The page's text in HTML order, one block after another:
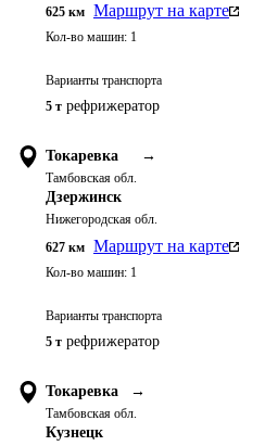
625 км Маршрут на карте
Кол-во машин: 1
Варианты транспорта
5 т рефрижератор
Токаревка →
Тамбовская обл.
Дзержинск
Нижегородская обл.
627 км Маршрут на карте
Кол-во машин: 1
Варианты транспорта
5 т рефрижератор
Токаревка →
Тамбовская обл.
Кузнецк